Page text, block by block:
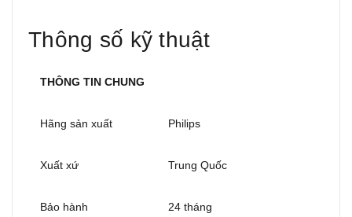
Thông số kỹ thuật
THÔNG TIN CHUNG
Hãng sản xuất Philips
Xuất xứ Trung Quốc
Bảo hành 24 tháng